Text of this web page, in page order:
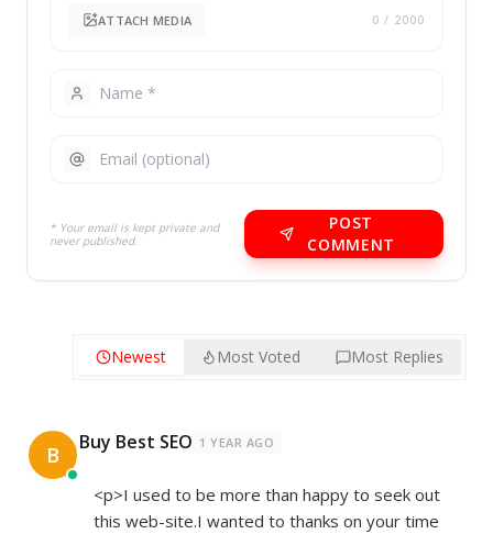
ATTACH MEDIA 0 / 2000
* Your email is kept private and
never published.
POST
COMMENT
Newest Most Voted Most Replies
B Buy Best SEO 1 YEAR AGO
<p>I used to be more than happy to seek out
this web-site.I wanted to thanks on your time